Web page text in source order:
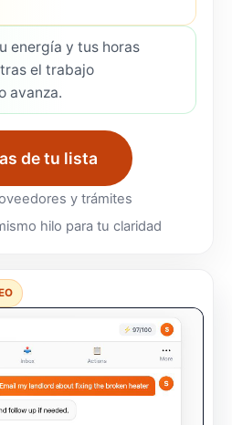
energía y tus horas
el trabajo
avanza.
de tu lista
y trámites
hilo para tu claridad